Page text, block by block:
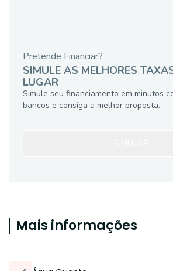
Pretende Financiar?
SIMULE AS MELHORES
LUGAR
Simule seu financiamento em minutos
bancos e consiga a melhor proposta.
Mais informações